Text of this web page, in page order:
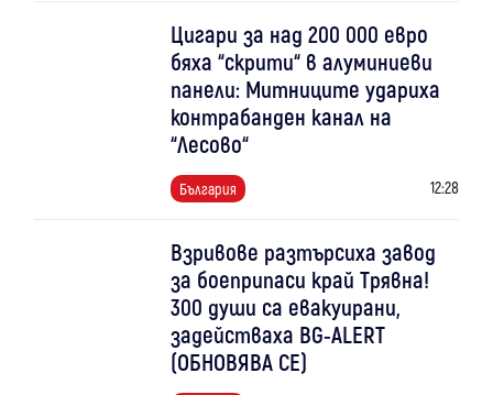
Цигари за над 200 000 евро
бяха “скрити“ в алуминиеви
панели: Митниците удариха
контрабанден канал на
“Лесово“
България 12:28
Взривове разтърсиха завод
за боеприпаси край Трявна!
300 души са евакуирани,
задействаха BG-ALERT
(ОБНОВЯВА СЕ)